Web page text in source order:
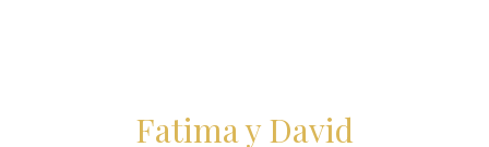
Fatima y David